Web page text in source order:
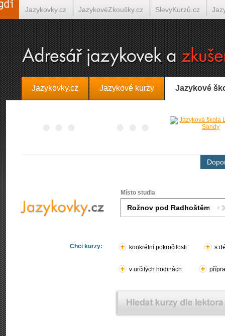
Jazykovky.cz Jazykové kurzy Jazykové
Místo studia
Chci kurzy: konkrétní pokročilosti s
v určitých hodinách
Jazykovky.cz JazykovéZkoušky.cz SlevyKurzů.cz
Španělština on-line Italština on-line Tlumočení-